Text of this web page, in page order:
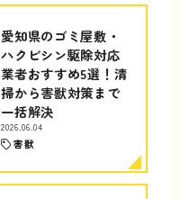
愛知県のゴミ屋敷・
ハクビシン駆除対応
業者おすすめ5選！清
掃から害獣対策まで
一括解決
2026.06.04
害獣